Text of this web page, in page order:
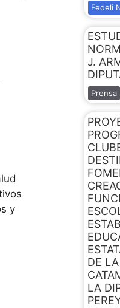
y
Fedeli
J.
Prensa
DE
LA